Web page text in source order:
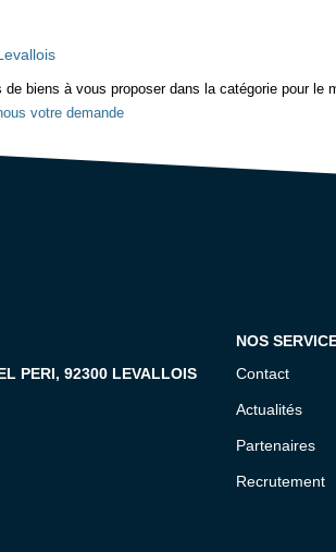
de biens à vous proposer dans la catégorie pour
votre demande
PERI, 92300 LEVALLOIS
NOS
Contact
Actualités
Partenaires
Recrutement